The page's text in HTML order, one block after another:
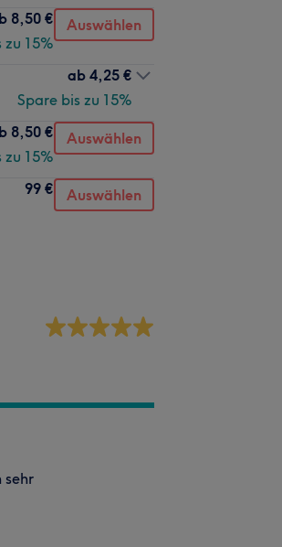
8,50 €
zu 15%
Auswählen
ab 4,25 €
Spare bis zu 15%
8,50 €
zu 15%
Auswählen
99 € Auswählen
sehr